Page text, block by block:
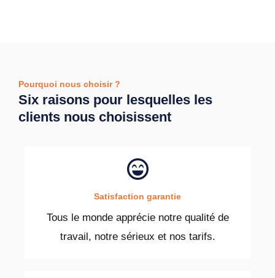
Pourquoi nous choisir ?
Six raisons pour lesquelles les
clients nous choisissent
Satisfaction garantie
Tous le monde apprécie notre qualité de
travail, notre sérieux et nos tarifs.